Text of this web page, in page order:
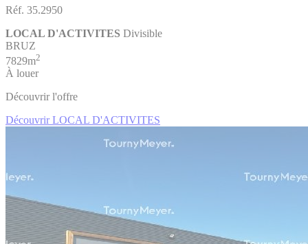
Réf. 35.2950
LOCAL D'ACTIVITES Divisible
BRUZ
7829m2
À louer
Découvrir l'offre
Découvrir LOCAL D'ACTIVITES